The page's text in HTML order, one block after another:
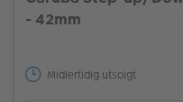
- 42mm
Midlertidig utsolgt